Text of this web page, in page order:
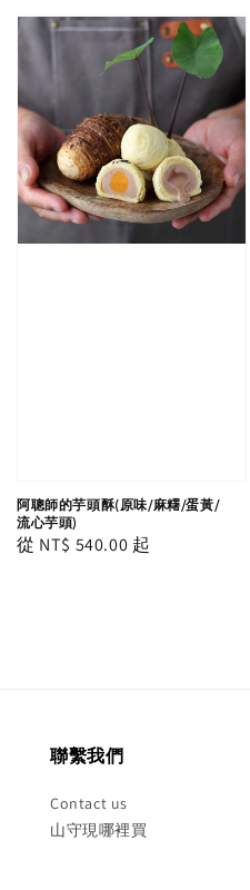
阿聰師的芋頭酥(原味/麻糬/蛋黃/
流心芋頭)
Regular
從 NT$ 540.00 起
聯繫我們
Contact us
山守現哪裡買